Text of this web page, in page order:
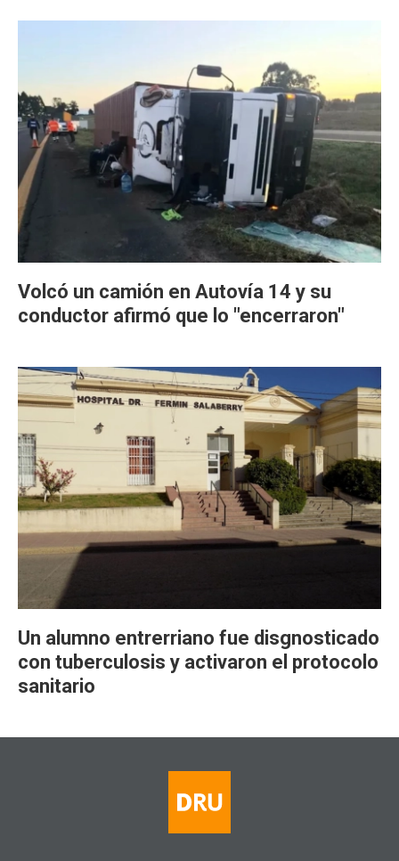
Volcó un camión en Autovía 14 y su
conductor afirmó que lo "encerraron"
Un alumno entrerriano fue disgnosticado
con tuberculosis y activaron el protocolo
sanitario